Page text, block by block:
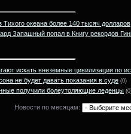
океана более 140 тысяч долларов
Запашный попал в Книгу рекордов
искать внеземные цивилизации по
не будет давать показания в суде (0)
получили болеутоляющие леденцы
Новости по месяцам: